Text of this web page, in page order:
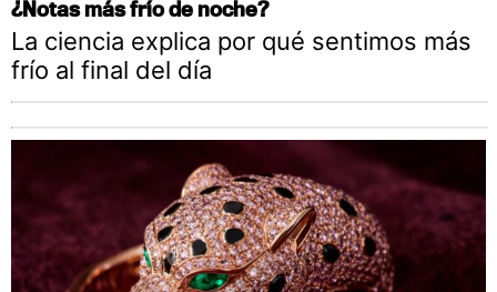
¿Notas más frío de noche?
La ciencia explica por qué sentimos más
frío al final del día